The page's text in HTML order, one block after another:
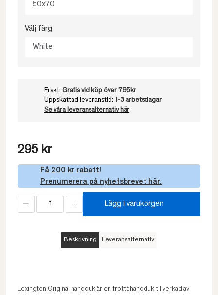
50x70
Välj färg
White
Frakt: Gratis vid köp över 795kr
Uppskattad leveranstid: 1-3 arbetsdagar
Se våra leveransalternativ här
295 kr
Få 200 kr rabatt!
Prenumerera på nyhetsbrevet här.
Lägg i varukorgen
Beskrivning Leveransalternativ
Lexington Original handduk är en frottéhandduk tillverkad av